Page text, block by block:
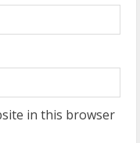
in this browser